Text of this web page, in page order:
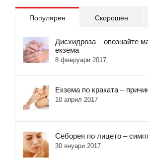
Популярен Скорошен
Дисхидроза – опознайте
екзема
8 февруари 2017
Екзема по краката –
10 април 2017
Себорея по лицето –
30 януари 2017